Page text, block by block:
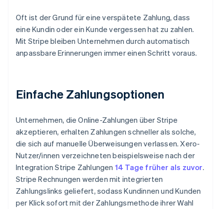
Oft ist der Grund für eine verspätete Zahlung, dass
eine Kundin oder ein Kunde vergessen hat zu zahlen.
Mit Stripe bleiben Unternehmen durch automatisch
anpassbare Erinnerungen immer einen Schritt voraus.
Einfache Zahlungsoptionen
Unternehmen, die Online-Zahlungen über Stripe
akzeptieren, erhalten Zahlungen schneller als solche,
die sich auf manuelle Überweisungen verlassen. Xero-
Nutzer/innen verzeichneten beispielsweise nach der
Integration Stripe Zahlungen 14 Tage früher als zuvor.
Stripe Rechnungen werden mit integrierten
Zahlungslinks geliefert, sodass Kundinnen und Kunden
per Klick sofort mit der Zahlungsmethode ihrer Wahl